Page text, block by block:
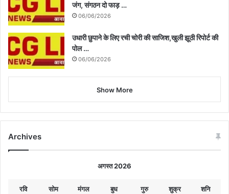
जंग, संगठन दो फाड़ …
06/06/2026
उधारी छुपाने के लिए रची चोरी की साजिश,खुली झूठी रिपोर्ट की
पोल …
06/06/2026
Show More
Archives
अगस्त 2026
रवि सोम मंगल बुध गुरु शुक्र शनि